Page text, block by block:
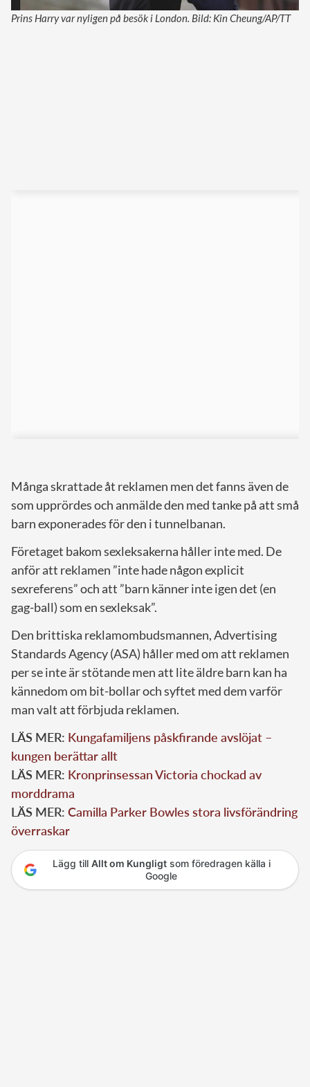
Prins Harry var nyligen på besök i London. Bild: Kin Cheung/AP/TT
Många skrattade åt reklamen men det fanns även de
som upprördes och anmälde den med tanke på att små
barn exponerades för den i tunnelbanan.
Företaget bakom sexleksakerna håller inte med. De
anför att reklamen ”inte hade någon explicit
sexreferens” och att ”barn känner inte igen det (en
gag-ball) som en sexleksak”.
Den brittiska reklamombudsmannen, Advertising
Standards Agency (ASA) håller med om att reklamen
per se inte är stötande men att lite äldre barn kan ha
kännedom om bit-bollar och syftet med dem varför
man valt att förbjuda reklamen.
LÄS MER: Kungafamiljens påskfirande avslöjat –
kungen berättar allt
LÄS MER: Kronprinsessan Victoria chockad av
morddrama
LÄS MER: Camilla Parker Bowles stora livsförändring
överraskar
Lägg till Allt om Kungligtsom föredragen källa i
Google